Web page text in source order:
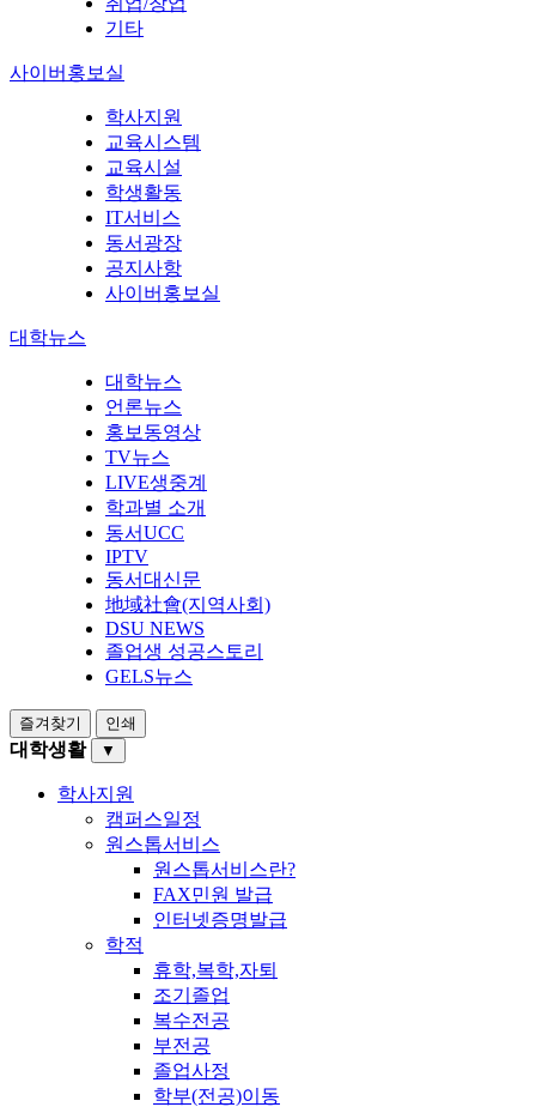
기타
사이버홍보실
학사지원
교육시스템
교육시설
학생활동
IT서비스
동서광장
공지사항
사이버홍보실
대학뉴스
대학뉴스
언론뉴스
홍보동영상
TV뉴스
LIVE생중계
학과별 소개
동서UCC
IPTV
동서대신문
地域社會(지역사회)
DSU NEWS
졸업생 성공스토리
GELS뉴스
즐겨찾기 인쇄
대학생활 ▼
학사지원
캠퍼스일정
원스톱서비스
원스톱서비스란?
FAX민원 발급
인터넷증명발급
학적
휴학,복학,자퇴
조기졸업
복수전공
부전공
졸업사정
학부(전공)이동